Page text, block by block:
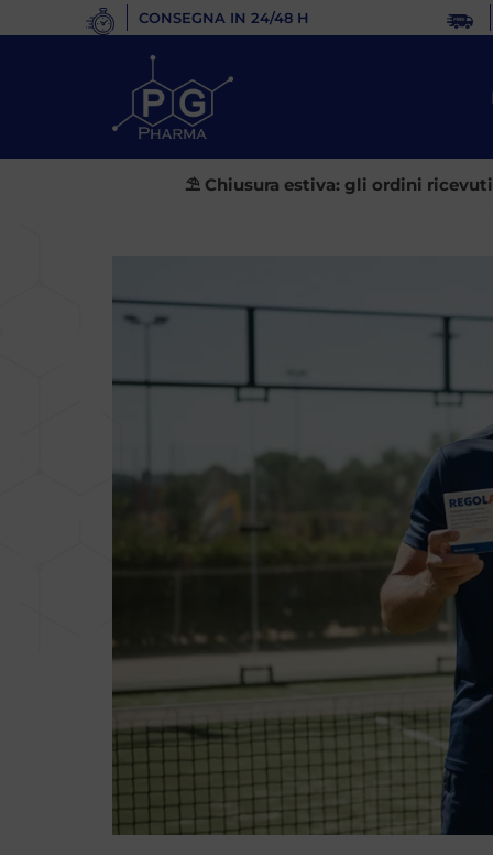
CONSEGNA IN 24/48 H
⛱️ Chiusura estiva: gli ordini